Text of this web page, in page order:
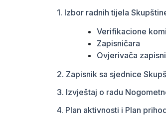
1. Izbor radnih tijela
Verifikacione
Zapisničara
Ovjerivača
2. Zapisnik sa sjednice
3. Izvještaj o radu
4. Plan aktivnosti i Plan